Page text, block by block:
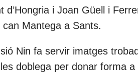
d’Hongria i Joan Güell i
Mantega a Sants.
Nin fa servir imatges
doblega per donar forma